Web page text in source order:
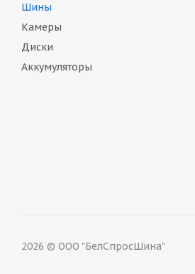
Шины
Камеры
Диски
Аккумуляторы
2026 © ООО "БелСпросШина"